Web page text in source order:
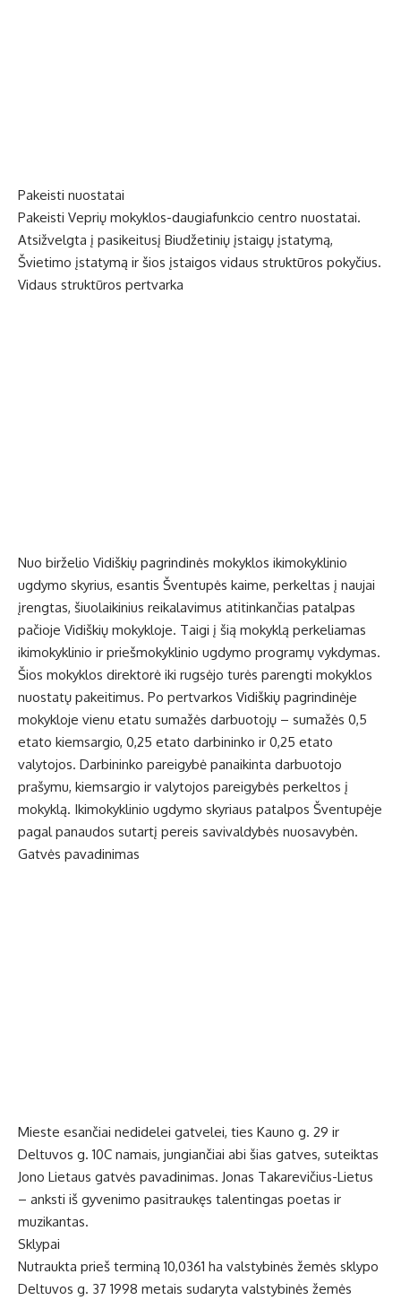
Pakeisti nuostatai
Pakeisti Veprių mokyklos-daugiafunkcio centro nuostatai.
Atsižvelgta į pasikeitusį Biudžetinių įstaigų įstatymą,
Švietimo įstatymą ir šios įstaigos vidaus struktūros pokyčius.
Vidaus struktūros pertvarka
Nuo birželio Vidiškių pagrindinės mokyklos ikimokyklinio
ugdymo skyrius, esantis Šventupės kaime, perkeltas į naujai
įrengtas, šiuolaikinius reikalavimus atitinkančias patalpas
pačioje Vidiškių mokykloje. Taigi į šią mokyklą perkeliamas
ikimokyklinio ir priešmokyklinio ugdymo programų vykdymas.
Šios mokyklos direktorė iki rugsėjo turės parengti mokyklos
nuostatų pakeitimus. Po pertvarkos Vidiškių pagrindinėje
mokykloje vienu etatu sumažės darbuotojų – sumažės 0,5
etato kiemsargio, 0,25 etato darbininko ir 0,25 etato
valytojos. Darbininko pareigybė panaikinta darbuotojo
prašymu, kiemsargio ir valytojos pareigybės perkeltos į
mokyklą. Ikimokyklinio ugdymo skyriaus patalpos Šventupėje
pagal panaudos sutartį pereis savivaldybės nuosavybėn.
Gatvės pavadinimas
Mieste esančiai nedidelei gatvelei, ties Kauno g. 29 ir
Deltuvos g. 10C namais, jungiančiai abi šias gatves, suteiktas
Jono Lietaus gatvės pavadinimas. Jonas Takarevičius-Lietus
– anksti iš gyvenimo pasitraukęs talentingas poetas ir
muzikantas.
Sklypai
Nutraukta prieš terminą 10,0361 ha valstybinės žemės sklypo
Deltuvos g. 37 1998 metais sudaryta valstybinės žemės